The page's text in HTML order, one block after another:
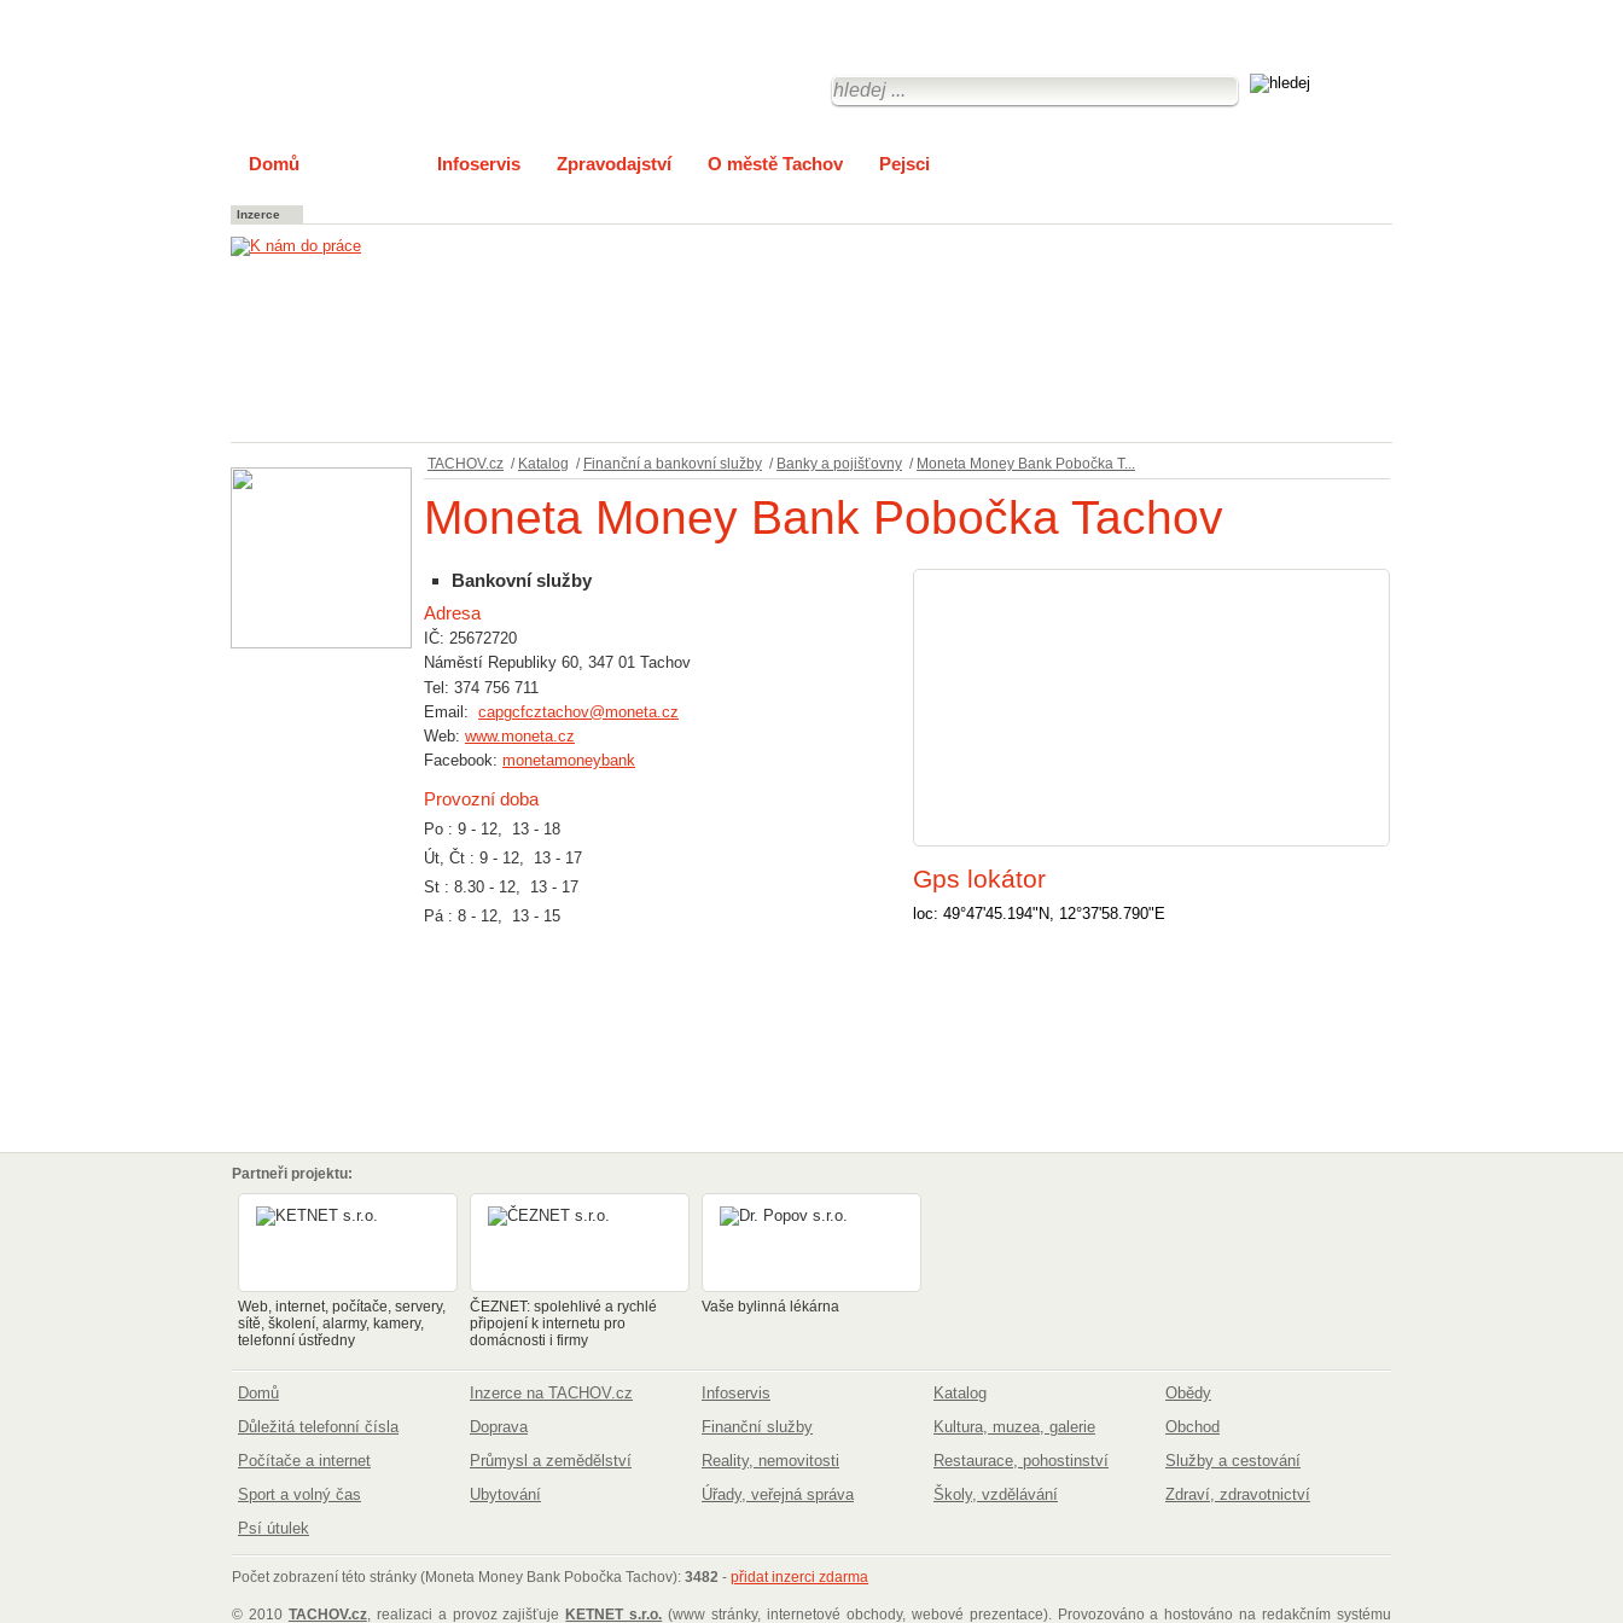
Domů Infoservis Zpravodajství O městě Tachov Pejsci
Inzerce
TACHOV.cz / Katalog / Finanční a bankovní služby / Banky a pojišťovny / Moneta Money Bank Pobočka T...
Moneta Money Bank Pobočka Tachov
Bankovní služby
Adresa
IČ: 25672720
Náměstí Republiky 60, 347 01 Tachov
Tel: 374 756 711
Email: capgcfcztachov@moneta.cz
Web: www.moneta.cz
Facebook: monetamoneybank
Provozní doba
Po : 9 - 12, 13 - 18
Út, Čt : 9 - 12, 13 - 17
St : 8.30 - 12, 13 - 17
Pá : 8 - 12, 13 - 15
Gps lokátor
loc: 49°47'45.194"N, 12°37'58.790"E
Partneři projektu:
Web, internet, počítače, servery,
sítě, školení, alarmy, kamery,
telefonní ústředny
ČEZNET: spolehlivé a rychlé
připojení k internetu pro
domácnosti i firmy
Vaše bylinná lékárna
Domů Inzerce na TACHOV.cz Infoservis Katalog
Obědy
Důležitá telefonní čísla
Doprava Finanční služby Kultura, muzea, galerie
Obchod
Počítače a internet
Průmysl a zemědělství Reality, nemovitosti Restaurace, pohostinství
Služby a cestování
Sport a volný čas
Ubytování Úřady, veřejná správa Školy, vzdělávání
Zdraví, zdravotnictví
Psí útulek
Počet zobrazení této stránky (Moneta Money Bank Pobočka Tachov): 3482 - přidat inzerci zdarma
© 2010 TACHOV.cz, realizaci a provoz zajišťujeKETNET s.r.o. (www stránky, internetové obchody, webové prezentace). Provozováno a hostováno na redakčním systému